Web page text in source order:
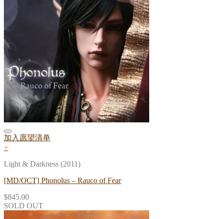
加入愿望清单
+
Light & Darkness (2011)
[MD/OCT] Phonolus – Rauco of Fear
$845.00
SOLD OUT